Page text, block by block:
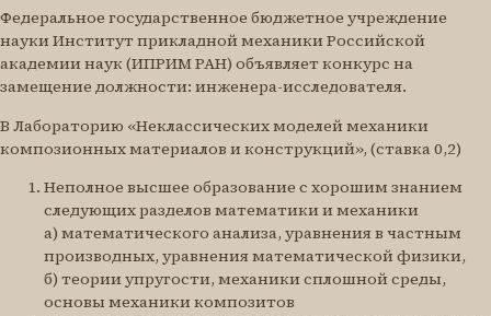
Федеральное государственное бюджетное учреждение
науки Институт прикладной механики Российской
академии наук (ИПРИМ РАН) объявляет конкурс на
замещение должности: инженера-исследователя.
В Лабораторию «Неклассических моделей механики
композионных материалов и конструкций», (ставка 0,2)
Неполное высшее образование с хорошим знанием
следующих разделов математики и механики
а) математического анализа, уравнения в частным
производных, уравнения математической физики,
б) теории упругости, механики сплошной среды,
основы механики композитов